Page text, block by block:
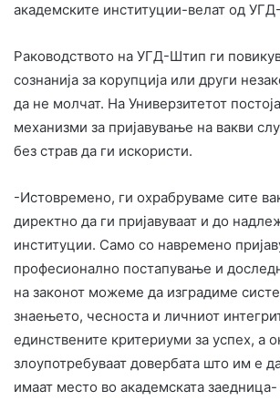
академските институции-велат од
Раководството на УГД-Штип ги
сознанија за корупција или други
да не молчат. На Универзитетот
механизми за пријавување на вакви
без страв да ги искористи.
-Истовремено, ги охрабруваме сите
директно да ги пријавуваат и до
институции. Само со навремено
професионално постапување и
на законот можеме да изградиме
знаењето, чесноста и личниот
единствените критериуми за успех, а
злоупотребуваат довербата што им е
имаат место во академската